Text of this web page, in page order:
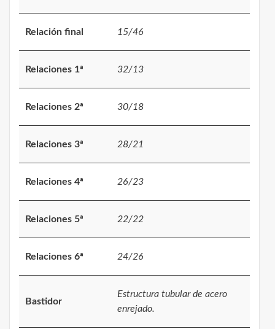
Relación final 15/46
Relaciones 1ª 32/13
Relaciones 2ª 30/18
Relaciones 3ª 28/21
Relaciones 4ª 26/23
Relaciones 5ª 22/22
Relaciones 6ª 24/26
Bastidor
Estructura tubular de acero
enrejado.